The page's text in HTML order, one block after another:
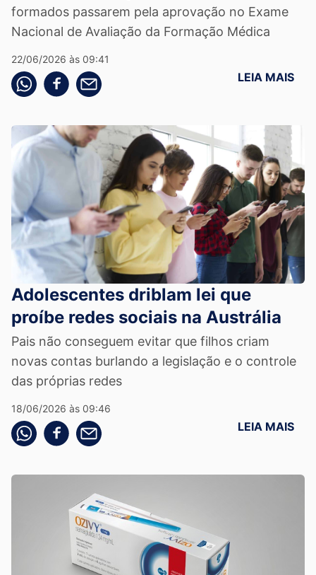
formados passarem pela aprovação no Exame
Nacional de Avaliação da Formação Médica
22/06/2026 às 09:41
Compartilhe pelo whatsapp
Compartilhar no facebook
Compartilhe pelo email LEIA MAIS
Adolescentes driblam lei que
proíbe redes sociais na Austrália
Pais não conseguem evitar que filhos criam
novas contas burlando a legislação e o controle
das próprias redes
18/06/2026 às 09:46
Compartilhe pelo whatsapp
Compartilhar no facebook
Compartilhe pelo email LEIA MAIS